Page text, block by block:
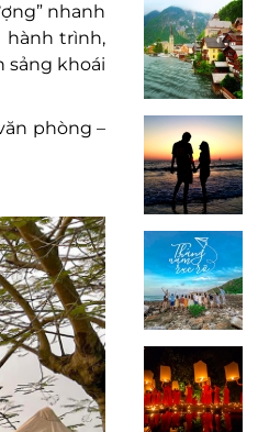
nhanh
hành trình,
sảng khoái
phòng –